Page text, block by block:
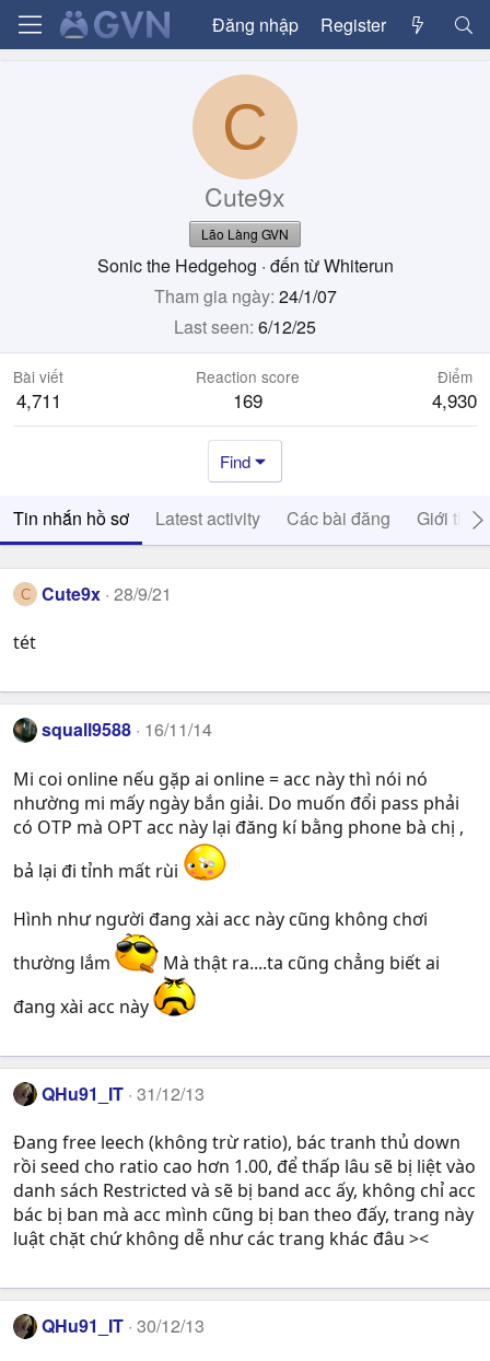
Đăng nhập Register
C
Cute9x
Lão Làng GVN
Sonic the Hedgehog · đến từWhiterun
Tham gia ngày 24/1/07
Last seen 6/12/25
Bài viết
4,711
Reaction score
169
Điểm
4,930
Find
Tin nhắn hồ sơ Latest activity Các bài đăng Giới thiệu
C Cute9x 28/9/21
tét
squall9588 16/11/14
Mi coi online nếu gặp ai online = acc này thì nói nó
nhường mi mấy ngày bắn giải. Do muốn đổi pass phải
có OTP mà OPT acc này lại đăng kí bằng phone bà chị ,
bả lại đi tỉnh mất rùi
Hình như người đang xài acc này cũng không chơi
thường lắm
Mà thật ra....ta cũng chẳng biết ai
đang xài acc này
QHu91_IT 31/12/13
Đang free leech (không trừ ratio), bác tranh thủ down
rồi seed cho ratio cao hơn 1.00, để thấp lâu sẽ bị liệt vào
danh sách Restricted và sẽ bị band acc ấy, không chỉ acc
bác bị ban mà acc mình cũng bị ban theo đấy, trang này
luật chặt chứ không dễ như các trang khác đâu ><
QHu91_IT 30/12/13